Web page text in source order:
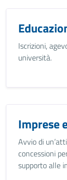
Iscrizioni,
università.
Imprese
Avvio di
concessioni
supporto alle